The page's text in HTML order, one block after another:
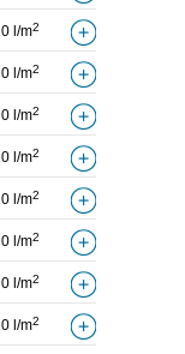
0 l/m2
0 l/m2
0 l/m2
0 l/m2
0 l/m2
0 l/m2
0 l/m2
0 l/m2